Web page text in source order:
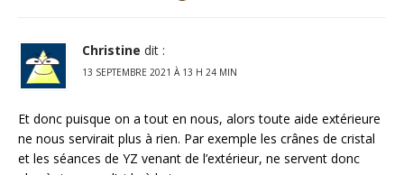
Christine dit :
13 SEPTEMBRE 2021 À 13 H 24 MIN
Et donc puisque on a tout en nous, alors toute aide extérieure
ne nous servirait plus à rien. Par exemple les crânes de cristal
et les séances de YZ venant de l’extérieur, ne servent donc